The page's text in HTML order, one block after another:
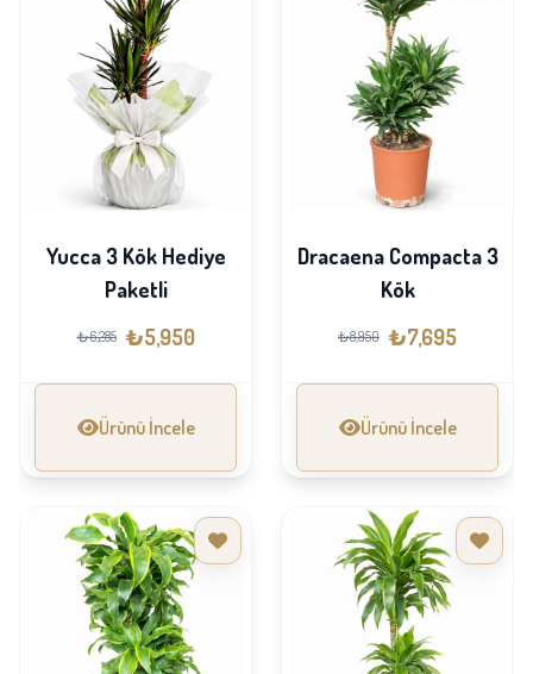
Yucca 3 Kök Hediye
Paketli
₺6,285 ₺5,950
Ürünü İncele
Dracaena Compacta 3
Kök
₺8,950 ₺7,695
Ürünü İncele